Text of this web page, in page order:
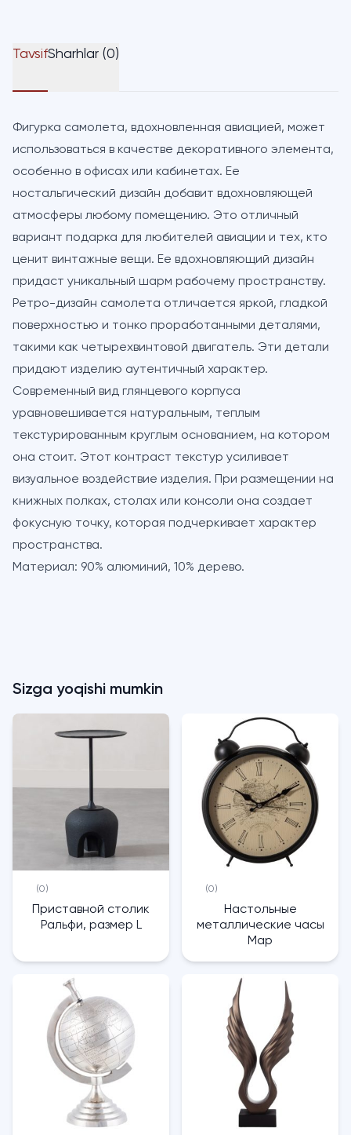
TavsifSharhlar (0)
Фигурка самолета, вдохновленная авиацией, может
использоваться в качестве декоративного элемента,
особенно в офисах или кабинетах. Ее
ностальгический дизайн добавит вдохновляющей
атмосферы любому помещению. Это отличный
вариант подарка для любителей авиации и тех, кто
ценит винтажные вещи. Ее вдохновляющий дизайн
придаст уникальный шарм рабочему пространству.
Ретро-дизайн самолета отличается яркой, гладкой
поверхностью и тонко проработанными деталями,
такими как четырехвинтовой двигатель. Эти детали
придают изделию аутентичный характер.
Современный вид глянцевого корпуса
уравновешивается натуральным, теплым
текстурированным круглым основанием, на котором
она стоит. Этот контраст текстур усиливает
визуальное воздействие изделия. При размещении на
книжных полках, столах или консоли она создает
фокусную точку, которая подчеркивает характер
пространства.
Материал: 90% алюминий, 10% дерево.
Sizga yoqishi mumkin
(0)
Приставной столик
Ральфи, размер L
(0)
Настольные
металлические часы
Map